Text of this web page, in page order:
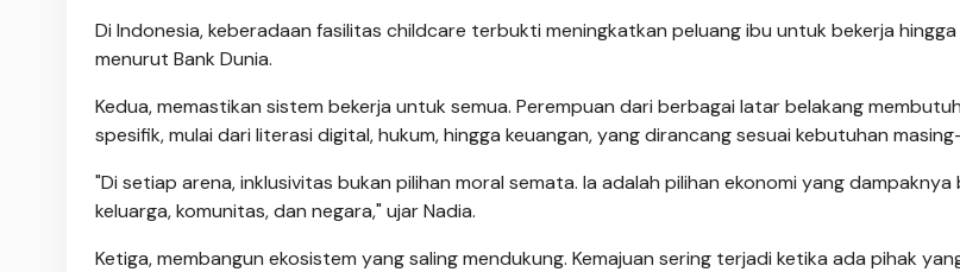
Di Indonesia, keberadaan fasilitas childcare terbukti meningkatkan peluang ibu untuk bekerja
menurut Bank Dunia.
Kedua, memastikan sistem bekerja untuk semua. Perempuan dari berbagai latar belakang
spesifik, mulai dari literasi digital, hukum, hingga keuangan, yang dirancang sesuai kebutuhan
"Di setiap arena, inklusivitas bukan pilihan moral semata. Ia adalah pilihan ekonomi yang
keluarga, komunitas, dan negara," ujar Nadia.
Ketiga, membangun ekosistem yang saling mendukung. Kemajuan sering terjadi ketika ada pihak